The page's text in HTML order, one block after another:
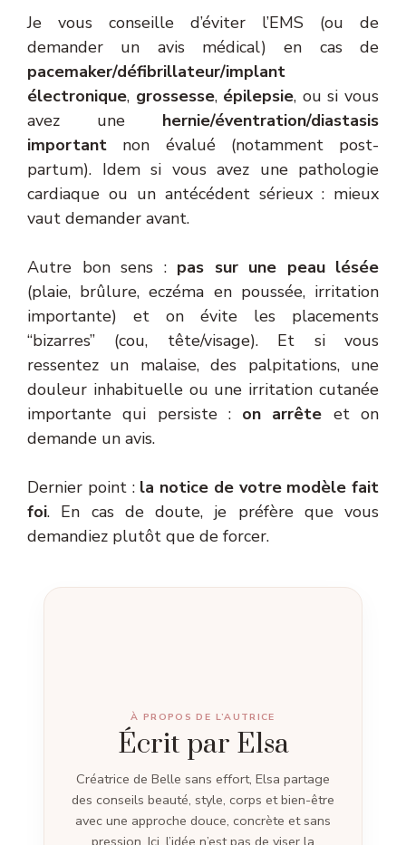
Je vous conseille d’éviter l’EMS (ou de
demander un avis médical) en cas de
pacemaker/défibrillateur/implant
électronique, grossesse, épilepsie, ou si vous
avez une hernie/éventration/diastasis
important non évalué (notamment post-
partum). Idem si vous avez une pathologie
cardiaque ou un antécédent sérieux : mieux
vaut demander avant.
Autre bon sens : pas sur une peau lésée
(plaie, brûlure, eczéma en poussée, irritation
importante) et on évite les placements
“bizarres” (cou, tête/visage). Et si vous
ressentez un malaise, des palpitations, une
douleur inhabituelle ou une irritation cutanée
importante qui persiste : on arrête et on
demande un avis.
Dernier point : la notice de votre modèle fait
foi. En cas de doute, je préfère que vous
demandiez plutôt que de forcer.
À PROPOS DE L’AUTRICE
Écrit par Elsa
Créatrice de Belle sans effort, Elsa partage
des conseils beauté, style, corps et bien-être
avec une approche douce, concrète et sans
pression. Ici, l’idée n’est pas de viser la